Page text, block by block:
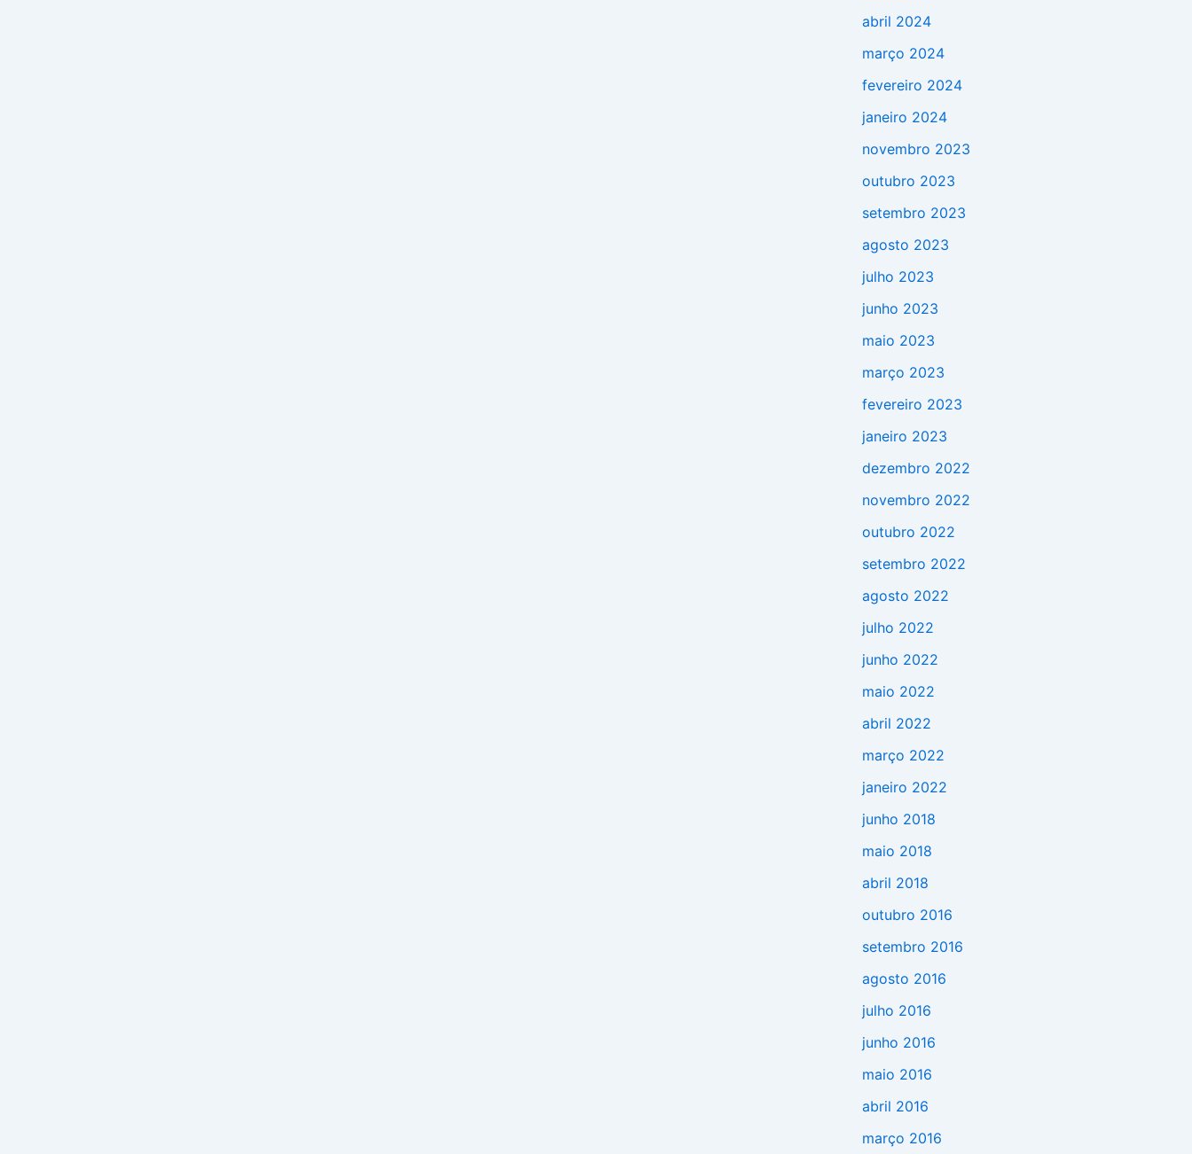
abril 2024
março 2024
fevereiro 2024
janeiro 2024
novembro 2023
outubro 2023
setembro 2023
agosto 2023
julho 2023
junho 2023
maio 2023
março 2023
fevereiro 2023
janeiro 2023
dezembro 2022
novembro 2022
outubro 2022
setembro 2022
agosto 2022
julho 2022
junho 2022
maio 2022
abril 2022
março 2022
janeiro 2022
junho 2018
maio 2018
abril 2018
outubro 2016
setembro 2016
agosto 2016
julho 2016
junho 2016
maio 2016
abril 2016
março 2016